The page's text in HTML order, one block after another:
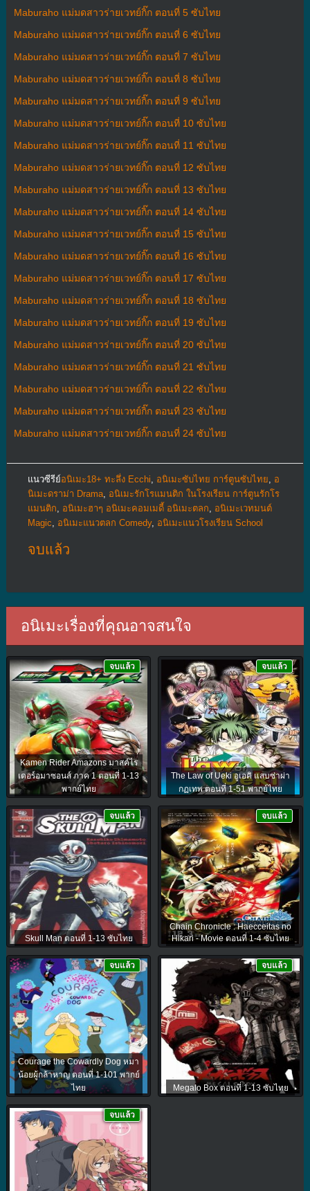
Maburaho แม่มดสาวร่ายเวทย์กิ๊ก ตอนที่ 5 ซับไทย
Maburaho แม่มดสาวร่ายเวทย์กิ๊ก ตอนที่ 6 ซับไทย
Maburaho แม่มดสาวร่ายเวทย์กิ๊ก ตอนที่ 7 ซับไทย
Maburaho แม่มดสาวร่ายเวทย์กิ๊ก ตอนที่ 8 ซับไทย
Maburaho แม่มดสาวร่ายเวทย์กิ๊ก ตอนที่ 9 ซับไทย
Maburaho แม่มดสาวร่ายเวทย์กิ๊ก ตอนที่ 10 ซับไทย
Maburaho แม่มดสาวร่ายเวทย์กิ๊ก ตอนที่ 11 ซับไทย
Maburaho แม่มดสาวร่ายเวทย์กิ๊ก ตอนที่ 12 ซับไทย
Maburaho แม่มดสาวร่ายเวทย์กิ๊ก ตอนที่ 13 ซับไทย
Maburaho แม่มดสาวร่ายเวทย์กิ๊ก ตอนที่ 14 ซับไทย
Maburaho แม่มดสาวร่ายเวทย์กิ๊ก ตอนที่ 15 ซับไทย
Maburaho แม่มดสาวร่ายเวทย์กิ๊ก ตอนที่ 16 ซับไทย
Maburaho แม่มดสาวร่ายเวทย์กิ๊ก ตอนที่ 17 ซับไทย
Maburaho แม่มดสาวร่ายเวทย์กิ๊ก ตอนที่ 18 ซับไทย
Maburaho แม่มดสาวร่ายเวทย์กิ๊ก ตอนที่ 19 ซับไทย
Maburaho แม่มดสาวร่ายเวทย์กิ๊ก ตอนที่ 20 ซับไทย
Maburaho แม่มดสาวร่ายเวทย์กิ๊ก ตอนที่ 21 ซับไทย
Maburaho แม่มดสาวร่ายเวทย์กิ๊ก ตอนที่ 22 ซับไทย
Maburaho แม่มดสาวร่ายเวทย์กิ๊ก ตอนที่ 23 ซับไทย
Maburaho แม่มดสาวร่ายเวทย์กิ๊ก ตอนที่ 24 ซับไทย
แนวซีรีย์อนิเมะ18+ ทะลึ่ง Ecchi, อนิเมะซับไทย การ์ตูนซับไทย, อ
นิเมะดราม่า Drama, อนิเมะรักโรแมนติก ในโรงเรียน การ์ตูนรักโร
แมนติก, อนิเมะฮาๆ อนิเมะคอมเมดี้ อนิเมะตลก, อนิเมะเวทมนต์
Magic, อนิเมะแนวตลก Comedy, อนิเมะแนวโรงเรียน School
จบแล้ว
อนิเมะเรื่องที่คุณอาจสนใจ
Kamen Rider Amazons มาสค์ไร
เดอร์อมาซอนส์ ภาค 1 ตอนที่ 1-13
พากย์ไทย
จบแล้ว
The Law of Ueki อูเอคิ แสบซ่าผ่า
กฏเทพ ตอนที่ 1-51 พากย์ไทย
จบแล้ว
Skull Man ตอนที่ 1-13 ซับไทย
จบแล้ว
Chain Chronicle : Haecceitas no
Hikari - Movie ตอนที่ 1-4 ซับไทย
จบแล้ว
Courage the Cowardly Dog หมา
น้อยผู้กล้าหาญ ตอนที่ 1-101 พากย์
ไทย
จบแล้ว
Megalo Box ตอนที่ 1-13 ซับไทย
จบแล้ว
จบแล้ว